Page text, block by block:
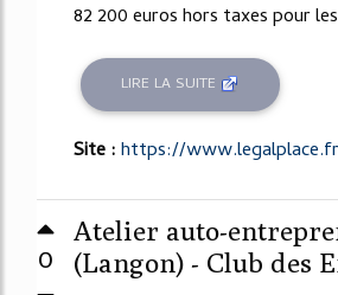
82 200 euros hors taxes pour
LIRE LA SUITE
Site :https://www.legalplace.fr
0
Atelier auto-
(Langon) - Club des